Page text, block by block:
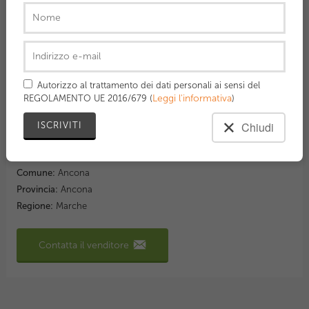
informazioni, scrivimi in privato.
Dettagli
Prezzo:70,00 €
Categoria: Racchette
Modello: Burn FST 99
Misura piatto corde:
Comune: Ancona
Provincia: Ancona
Regione: Marche
Contatta il venditore
Autorizzo al trattamento dei dati personali ai sensi del
REGOLAMENTO UE 2016/679 (Leggi l'informativa)
Chiudi